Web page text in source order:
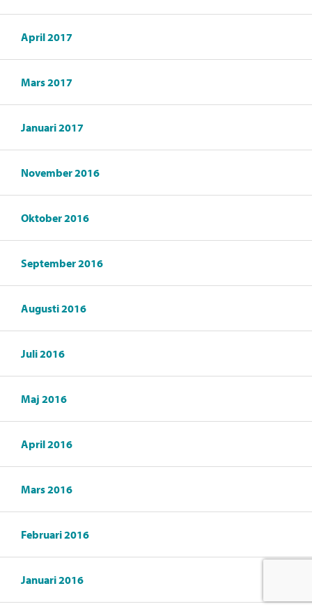
April 2017
Mars 2017
Januari 2017
November 2016
Oktober 2016
September 2016
Augusti 2016
Juli 2016
Maj 2016
April 2016
Mars 2016
Februari 2016
Januari 2016